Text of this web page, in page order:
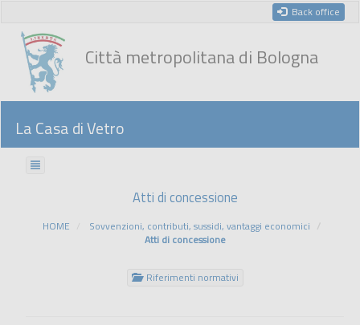
Back office
Città metropolitana di Bologna
La Casa di Vetro
Atti di concessione
HOME
Sovvenzioni, contributi, sussidi, vantaggi economici
Atti di concessione
Riferimenti normativi